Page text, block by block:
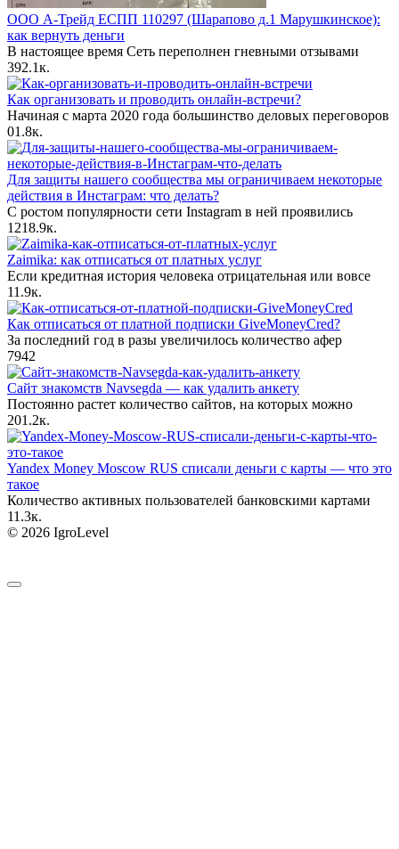
ООО А-Трейд ЕСПП 110297 (Шарапово д.1 Марушкинское):
как вернуть деньги
В настоящее время Сеть переполнен гневными отзывами
392.1к.
Как организовать и проводить онлайн-встречи?
Начиная с марта 2020 года большинство деловых переговоров
01.8к.
Для защиты нашего сообщества мы ограничиваем некоторые
действия в Инстаграм: что делать?
С ростом популярности сети Instagram в ней проявились
1218.9к.
Zaimika: как отписаться от платных услуг
Если кредитная история человека отрицательная или вовсе
11.9к.
Как отписаться от платной подписки GiveMoneyCred?
За последний год в разы увеличилось количество афер
7942
Сайт знакомств Navsegda — как удалить анкету
Постоянно растет количество сайтов, на которых можно
201.2к.
Yandex Money Moscow RUS списали деньги с карты — что это
такое
Количество активных пользователей банковскими картами
11.3к.
© 2026 IgroLevel